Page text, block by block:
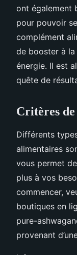
ont également
pour pouvoir
complément
de booster à
énergie. Il est
quête de
Critères
Différents
alimentaires
vous permet
plus à vos
commencer,
boutiques en
pure-
provenant